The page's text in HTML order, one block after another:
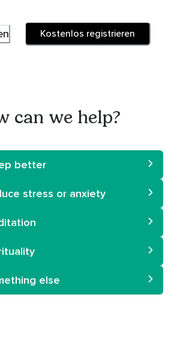
Kostenlos registrieren
can we help?
better
stress or anxiety
else